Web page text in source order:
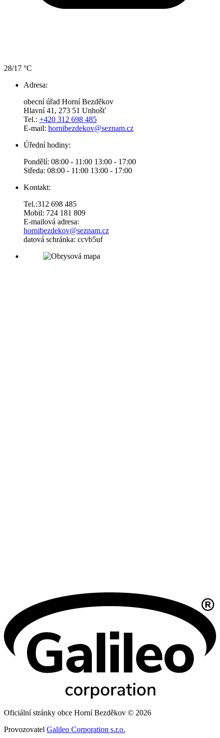
28/17 °C
Adresa:
obecní úřad Horní Bezděkov
Hlavní 41, 273 51 Unhošť
Tel.: +420 312 698 485
E-mail: hornibezdekov@seznam.cz
Úřední hodiny:
Pondělí: 08:00 - 11:00 13:00 - 17:00
Středa: 08:00 - 11:00 13:00 - 17:00
Kontakt:
Tel.:312 698 485
Mobil: 724 181 809
E-mailová adresa:
hornibezdekov@seznam.cz
datová schránka: ccvb5uf
Oficiální stránky obce Horní Bezděkov © 2026
Provozovatel Galileo Corporation s.r.o.